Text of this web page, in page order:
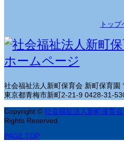
トッ
社会福祉法人新町保育会 新町保育園
東京都青梅市新町2-21-9 0428-31-
Copyright © 社会福祉法人新町保育
Rights Reserved.
PAGE TOP